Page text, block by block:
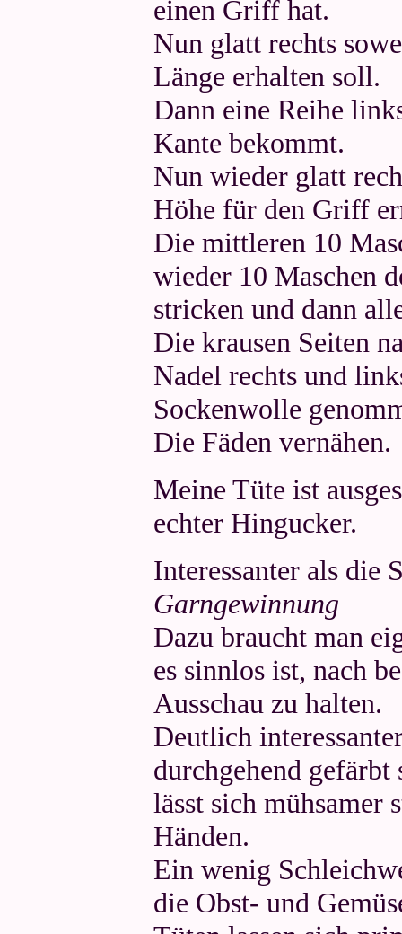
einen Griff hat.
Nun glatt rechts
Länge erhalten soll.
Dann eine Reihe
Kante bekommt.
Nun wieder glatt
Höhe für den Griff
Die mittleren 10
wieder 10 Maschen
stricken und dann
Die krausen Seiten
Nadel rechts und
Sockenwolle
Die Fäden vernähen.
Meine Tüte ist
echter Hingucker.
Interessanter als die
Garngewinnung
Dazu braucht man
es sinnlos ist, nach
Ausschau zu halten.
Deutlich
durchgehend gefärbt
lässt sich mühsamer
Händen.
Ein wenig
die Obst- und